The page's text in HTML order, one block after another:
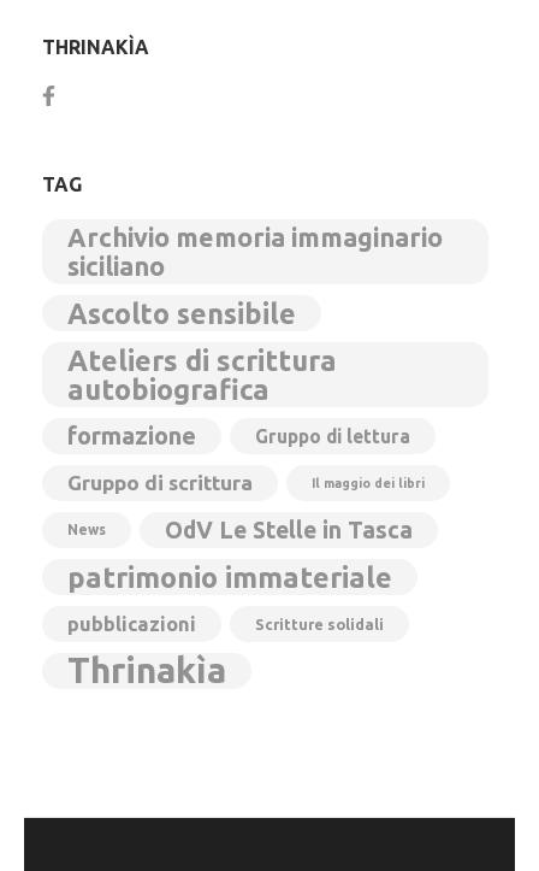
THRINAKÌA
TAG
Archivio memoria immaginario
siciliano
Ascolto sensibile
Ateliers di scrittura
autobiografica
formazione Gruppo di lettura
Gruppo di scrittura Il maggio dei libri
News OdV Le Stelle in Tasca
patrimonio immateriale
pubblicazioni Scritture solidali
Thrinakìa